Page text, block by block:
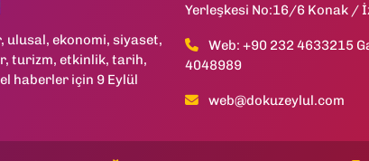
ulusal, ekonomi, siyaset,
turizm, etkinlik, tarih,
haberler için 9 Eylül
Yerleşkesi No:16/6 Konak /
Web: +90 232 4633215
4048989
web@dokuzeylul.com